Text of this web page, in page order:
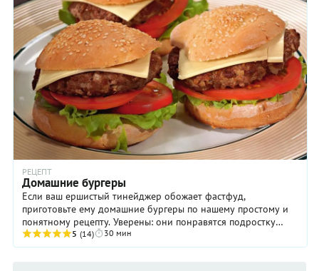
РЕЦЕПТ
Домашние бургеры
Если ваш ершистый тинейджер обожает фастфуд,
приготовьте ему домашние бургеры по нашему простому и
понятному рецепту. Уверены: они понравятся подростку
значительно больше, даже если он не сразу ...
5 (14) 30 мин